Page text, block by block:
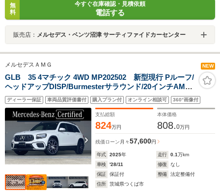
無
料
今すぐ在庫確認・見積依頼
電話する
販売店： メルセデス・ベンツ沼津 サーティファイドカーセンター
メルセデスＡＭＧ NEW
GLB 35 4マチック 4WD MP202502 新型現行 Pルーフ/
ヘッドアップDISP/Burmesterサラウンド/20インチAMG
アルミ/360度カメラ
ディーラー保証 車両品質評価書付 購入プラン付 オンライン相談可 360°画像付
支払総額
824万円
本体価格
808.0万円
残価ローン 月々57,600円
年式 2025年 走行 0.1万km
車検
'28/11 修復
なし
保証
保証付 整備
法定整備付
住所
茨城県つくば市